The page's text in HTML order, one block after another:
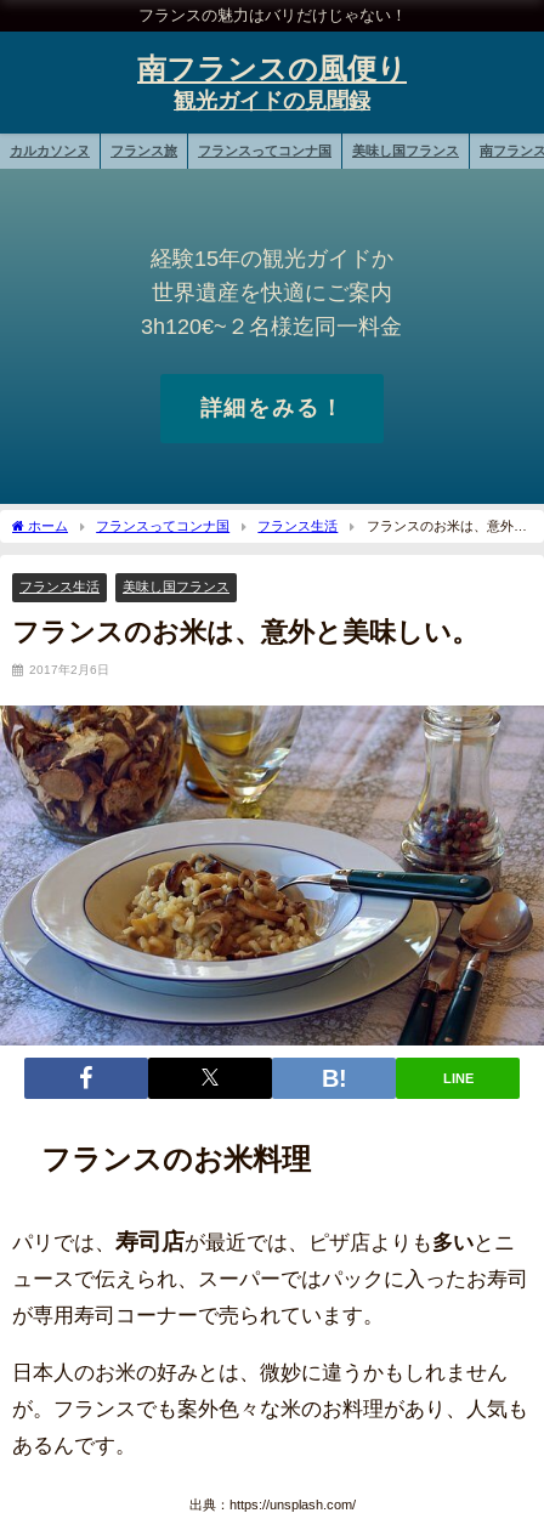
フランスの魅力はバリだけじゃない！
南フランスの風便り
カルカソンヌ フランス旅 フランスってコンナ国 美味し国フランス 南フラン
経験15年の観光ガイドか
世界遺産を快適にご案内
3h120€~２名様迄同一料金
詳細をみる！
ホーム フランスってコンナ国 フランス生活
フランスのお米は、意外と
フランス生活 美味し国フランス
フランスのお米は、意外と美味しい。
2017年2月6日
LINE
フランスのお米料理
パリでは、 寿司店が最近では、ピザ店よりも多いとニ
ュースで伝えられ、スーパーではパックに入ったお寿司
が専用寿司コーナーで売られています。
日本人のお米の好みとは、微妙に違うかもしれません
が。フランスでも案外色々な米のお料理があり、人気も
あるんです。
出典：https://unsplash.com/